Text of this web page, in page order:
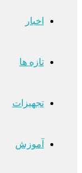
اخبار
تازه ها
تجهیزات
آموزش